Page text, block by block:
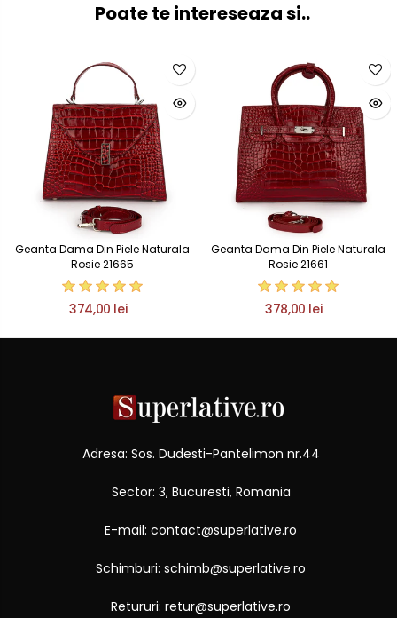
Poate te intereseaza si..
Geanta Dama Din Piele Naturala
Rosie 21665
374,00 lei
Geanta Dama Din Piele Naturala
Rosie 21661
378,00 lei
Adresa: Sos. Dudesti-Pantelimon nr.44
Sector: 3, Bucuresti, Romania
E-mail: contact@superlative.ro
Schimburi: schimb@superlative.ro
Retururi: retur@superlative.ro